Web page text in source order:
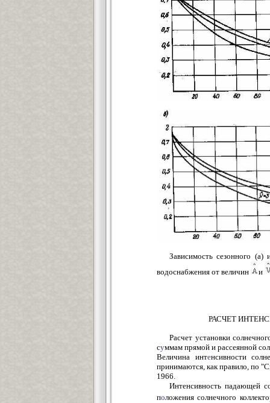
Зависимость сезонного
водоснабжения от величин
и
РАСЧЕТ
Расчет установки
суммам прямой и рассеянной
Величина интенсивности
принимаются, как правило, по
1966.
Интенсивность падающей
положения солнечного